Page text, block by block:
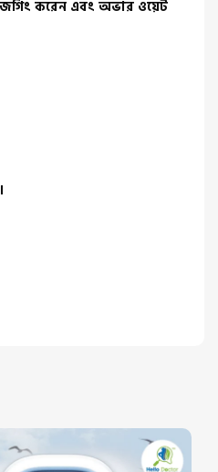
জগিং করেন এবং অভার ওয়েট